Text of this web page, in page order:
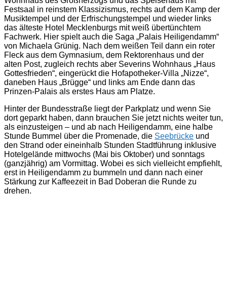
Festsaal in reinstem Klassizismus, rechts auf dem Kamp der
Musiktempel und der Erfrischungstempel und wieder links
das älteste Hotel Mecklenburgs mit weiß übertünchtem
Fachwerk. Hier spielt auch die Saga „Palais Heiligendamm“
von Michaela Grünig. Nach dem weißen Teil dann ein roter
Fleck aus dem Gymnasium, dem Rektorenhaus und der
alten Post, zugleich rechts aber Severins Wohnhaus „Haus
Gottesfrieden“, eingerückt die Hofapotheker-Villa „Nizze“,
daneben Haus „Brügge“ und links am Ende dann das
Prinzen-Palais als erstes Haus am Platze.
Hinter der Bundesstraße liegt der Parkplatz und wenn Sie
dort geparkt haben, dann brauchen Sie jetzt nichts weiter tun,
als einzusteigen – und ab nach Heiligendamm, eine halbe
Stunde Bummel über die Promenade, die Seebrücke und
den Strand oder eineinhalb Stunden Stadtführung inklusive
Hotelgelände mittwochs (Mai bis Oktober) und sonntags
(ganzjährig) am Vormittag. Wobei es sich vielleicht empfiehlt,
erst in Heiligendamm zu bummeln und dann nach einer
Stärkung zur Kaffeezeit in Bad Doberan die Runde zu
drehen.